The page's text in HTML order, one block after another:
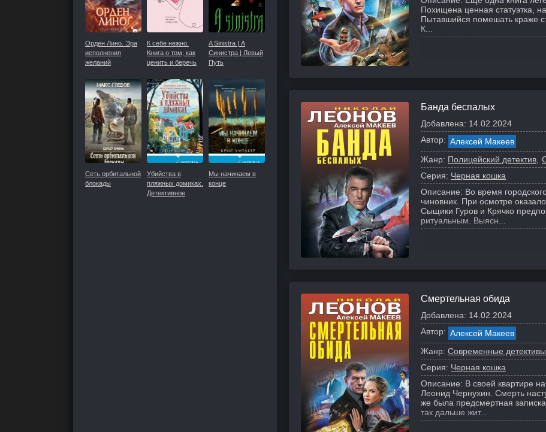
Похищена ценная статуэтка,
Пытавшийся помешать краже
К...
Банда беспалых
Добавлена: 14.02.2024
Автор: Алексей Макеев
Жанр: Полицейский детектив
Серия: Черная кошка
Описание: Во время
чиновник. При осмотре
Сыщики Гуров и Крячко
ритуальным. Выясн...
Смертельная обида
Добавлена: 14.02.2024
Автор: Алексей Макеев
Жанр: Современные детективы
Серия: Черная кошка
Описание: В своей квартире
Леонид Чернухин. Смерть
же была предсмертная
так дальше жит...
Орден Лино. Эра
исполнения
желаний
К себе нежно.
Книга о том, как
ценить и беречь
A Sinistra | А
Синистра | Левый
Путь
Сеть орбитальной
блокады
Убийства в
пляжных домиках.
Детективное
Мы начинаем в
конце